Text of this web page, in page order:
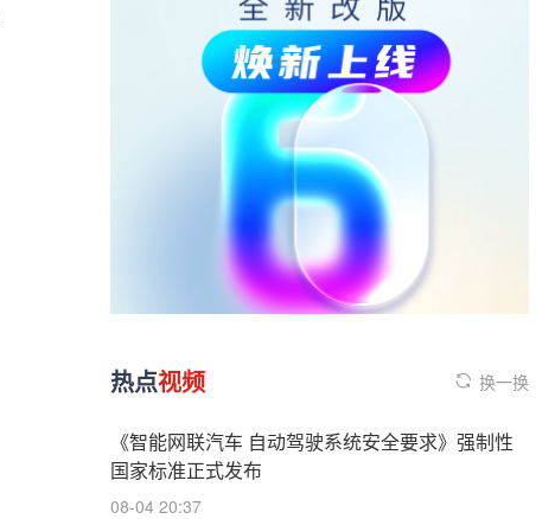
热点视频 换一换
《智能网联汽车 自动驾驶系统安全要求》强制性
国家标准正式发布
08-04 20:37